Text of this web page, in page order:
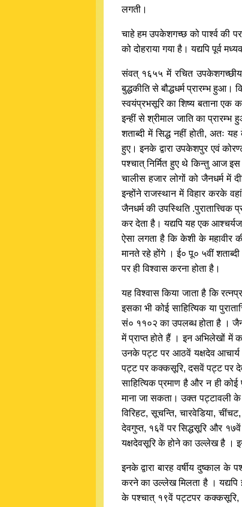
लगती।
चाहे हम उपकेशगच्छ को पार्श्व की
को दोहराया गया है। यद्यपि पूर्व
संवत् १६५५ में रचित
बुद्धकीति से बौद्धधर्म प्रारम्भ हुआ।
स्वयंप्रभसूरि का शिष्य बताना एक
इन्हीं से श्रीमाल जाति का प्रारम्भ
शताब्दी में सिद्ध नहीं होती, अतः
हुए। इनके द्वारा उपकेशपुर एवं
पश्चात् निर्मित हुए थे किन्तु आज इस
चालीस हजार लोगों को जैनधर्म में
इन्होंने राजस्थान में विहार करके
जैनधर्म की उपस्थिति .पुरातात्त्विक
कर देता है। यद्यपि यह एक
ऐसा लगता है कि केशी के महावीर
मानते रहे होंगे । ई० पू० ५वीं
पर ही विश्वास करना होता है।
यह विश्वास किया जाता है कि
इसका भी कोई साहित्यिक या
सं० ११०२ का उपलब्ध होता है ।
में प्राप्त होते हैं । इन अभिलेखों में
उनके पट्ट पर आठवें यक्षदेव आचार्य
पट्ट पर कक्कसूरि, दसवें पट्ट पर
साहित्यिक प्रमाण है और न ही कोई
माना जा सकता। उक्त पट्टावली के
विरिहट, सूचन्ति, चारवेडिया,
देवगुप्त, १६वें पर सिद्धसूरि और
यक्षदेवसूरि के होने का उल्लेख है ।
इनके द्वारा बारह वर्षीय दुष्काल
करने का उल्लेख मिलता है । यद्यपि
के पश्चात् १९वें पट्टपर कक्कसूरि,